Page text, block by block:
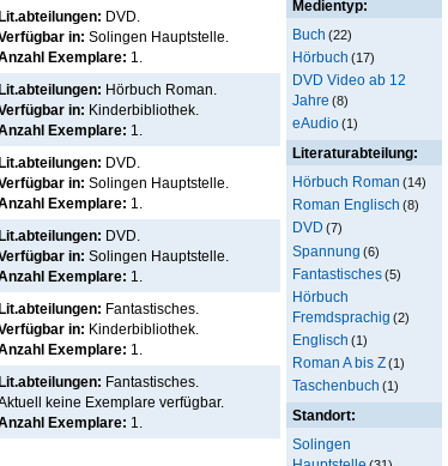
Medientyp:
Buch (22)
Hörbuch (17)
DVD Video ab 12
Jahre (8)
eAudio(1)
Literaturabteilung:
Hörbuch Roman (14)
Roman Englisch (8)
DVD (7)
Spannung (6)
Fantastisches(5)
Hörbuch
Fremdsprachig (2)
Englisch (1)
Roman A bis Z(1)
Taschenbuch (1)
Standort:
Solingen
Lit.abteilungen: DVD.
in: Solingen Hauptstelle
Exemplare: 1.
Lit.abteilungen: Hörbuch Roman.
in: Kinderbibliothek
Exemplare: 1.
Lit.abteilungen: DVD.
in: Solingen Hauptstelle
Exemplare: 1.
Lit.abteilungen: DVD.
in: Solingen Hauptstelle
Exemplare: 1.
Lit.abteilungen: Fantastisches.
in: Kinderbibliothek
Exemplare: 1.
Lit.abteilungen: Fantastisches.
keine Exemplare verfügbar.
Exemplare: 1.